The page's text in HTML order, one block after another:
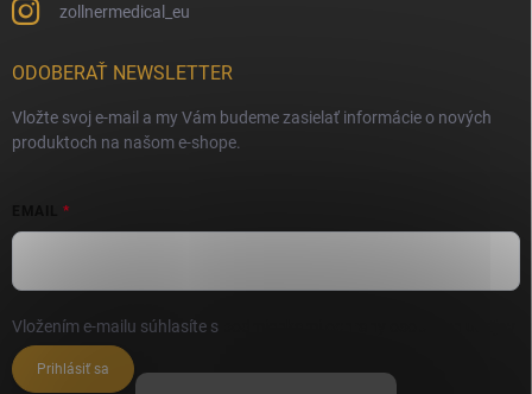
zollnermedical_eu
ODOBERAŤ NEWSLETTER
Vložte svoj e-mail a my Vám budeme zasielať informácie o nových
produktoch na našom e-shope.
Vložením e-mailu súhlasíte s
Prihlásiť sa